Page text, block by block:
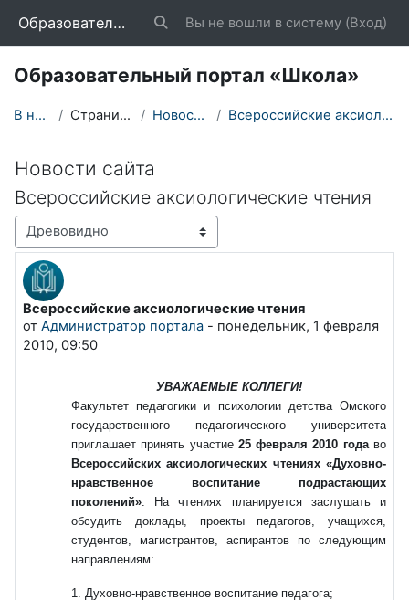
Образовательный портал «Школа» Изменить данные поисковой строки
Вы не вошли в систему (Вход)
Образовательный портал «Школа»
В начало Страницы сайта Новости сайта Всероссийские аксиологические чтения
Новости сайта
Всероссийские аксиологические чтения
Режим отображения
Всероссийские аксиологические чтения
от Администратор портала - понедельник, 1 февраля
2010, 09:50
Количество ответов: 0
УВАЖАЕМЫЕ КОЛЛЕГИ!
Факультет педагогики и психологии детства Омского
государственного педагогического университета
приглашает принять участие 25 февраля 2010 года во
Всероссийских аксиологических чтениях «Духовно-
нравственное воспитание подрастающих
поколений» . На чтениях планируется заслушать и
обсудить доклады, проекты педагогов, учащихся,
студентов, магистрантов, аспирантов по следующим
направлениям:
1. Духовно-нравственное воспитание педагога;